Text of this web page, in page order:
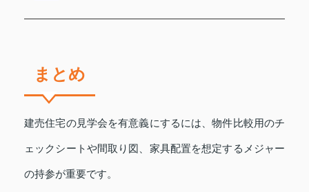
まとめ
建売住宅の見学会を有意義にするには、物件比較用のチ
ェックシートや間取り図、家具配置を想定するメジャー
の持参が重要です。